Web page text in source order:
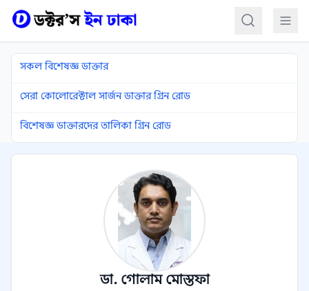
সকল বিশেষজ্ঞ ডাক্তার
সেরা কোলোরেক্টাল সার্জন ডাক্তার গ্রিন রোড
বিশেষজ্ঞ ডাক্তারদের তালিকা গ্রিন রোড
ডা. গোলাম মোস্তফা